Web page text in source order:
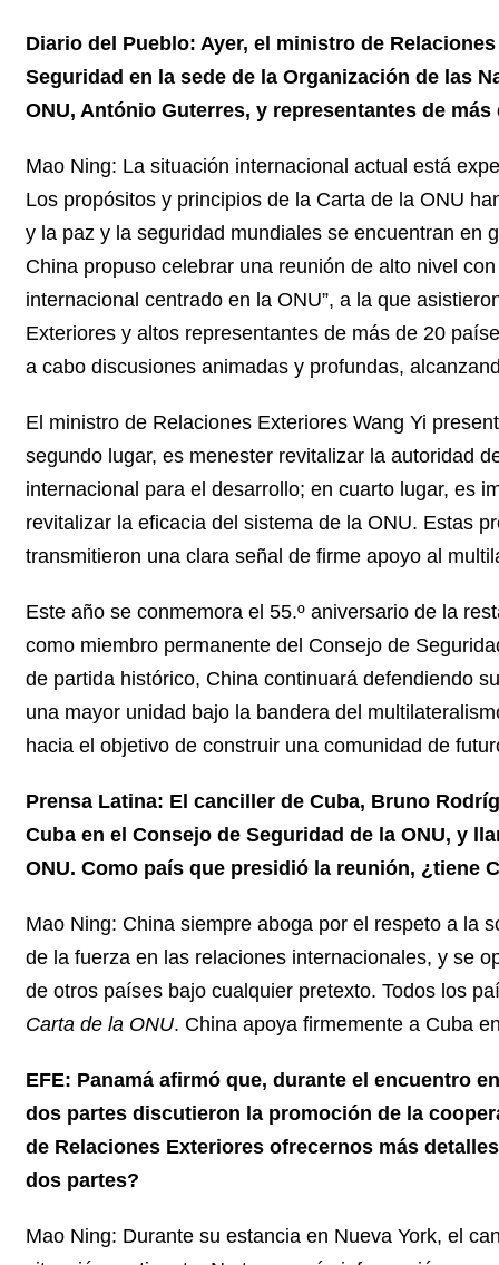
Diario del Pueblo: Ayer, el ministro de
Seguridad en la sede de la Organización de las
ONU, António Guterres, y representantes de
Mao Ning: La situación internacional actual está
Los propósitos y principios de la Carta de la ONU
y la paz y la seguridad mundiales se encuentran en
China propuso celebrar una reunión de alto nivel
internacional centrado en la ONU”, a la que
Exteriores y altos representantes de más de 20
a cabo discusiones animadas y profundas,
El ministro de Relaciones Exteriores Wang Yi
segundo lugar, es menester revitalizar la autoridad
internacional para el desarrollo; en cuarto lugar, es
revitalizar la eficacia del sistema de la ONU. Estas
transmitieron una clara señal de firme apoyo al
Este año se conmemora el 55.º aniversario de la
como miembro permanente del Consejo de
de partida histórico, China continuará defendiendo
una mayor unidad bajo la bandera del
hacia el objetivo de construir una comunidad de
Prensa Latina: El canciller de Cuba, Bruno
Cuba en el Consejo de Seguridad de la ONU, y
ONU. Como país que presidió la reunión, ¿tiene
Mao Ning: China siempre aboga por el respeto a la
de la fuerza en las relaciones internacionales, y se
de otros países bajo cualquier pretexto. Todos los
Carta de la ONU. China apoya firmemente a Cuba
EFE: Panamá afirmó que, durante el encuentro
dos partes discutieron la promoción de la
de Relaciones Exteriores ofrecernos más
dos partes?
Mao Ning: Durante su estancia en Nueva York, el